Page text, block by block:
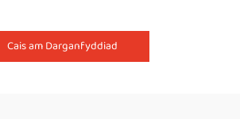
Cais am Darganfyddiad